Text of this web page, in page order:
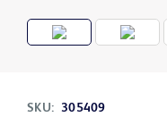
SKU: 305409